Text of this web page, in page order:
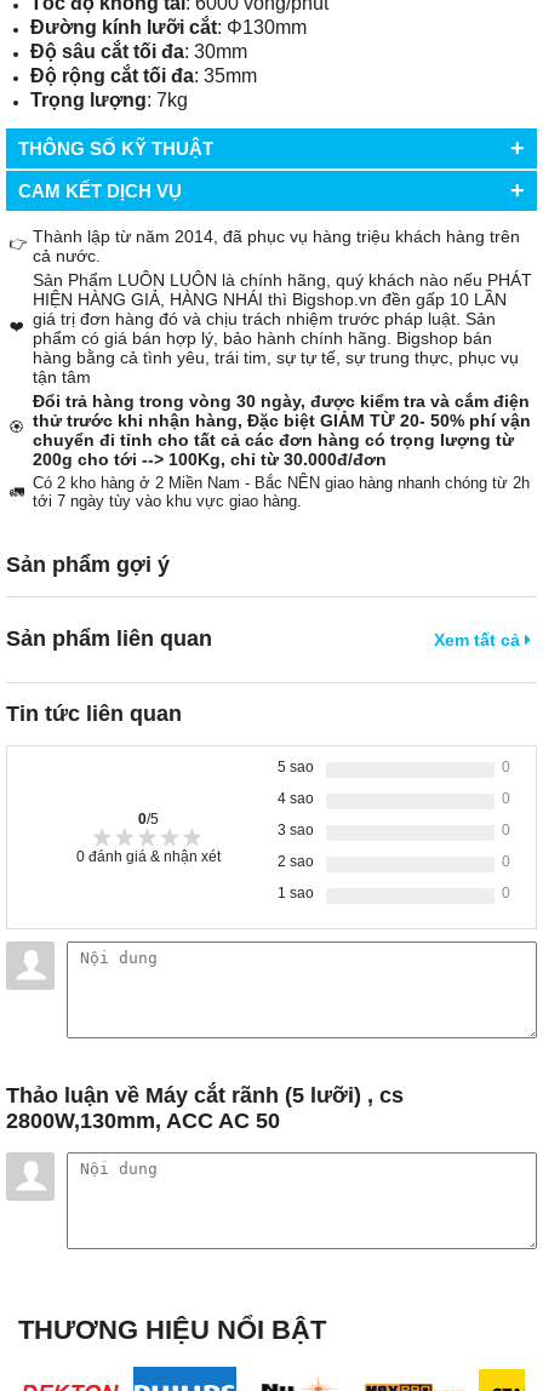
Đường kính lưỡi cắt: Φ130mm
Độ sâu cắt tối đa: 30mm
Độ rộng cắt tối đa: 35mm
Trọng lượng: 7kg
THÔNG SỐ KỸ THUẬT +
CAM KẾT DỊCH VỤ +
👉 Thành lập từ năm 2014, đã phục vụ hàng triệu khách hàng trên
cả nước.
❤️
Sản Phẩm LUÔN LUÔN là chính hãng, quý khách nào nếu PHÁT
HIỆN HÀNG GIẢ, HÀNG NHÁI thì Bigshop.vn đền gấp 10 LẦN
giá trị đơn hàng đó và chịu trách nhiệm trước pháp luật. Sản
phẩm có giá bán hợp lý, bảo hành chính hãng. Bigshop bán
hàng bằng cả tình yêu, trái tim, sự tự tế, sự trung thực, phục vụ
tận tâm
🏵️
Đổi trả hàng trong vòng 30 ngày, được kiểm tra và cắm điện
thử trước khi nhận hàng, Đặc biệt GIẢM TỪ 20- 50% phí vận
chuyển đi tỉnh cho tất cả các đơn hàng có trọng lượng từ
200g cho tới --> 100Kg, chỉ từ 30.000đ/đơn
🚛 Có 2 kho hàng ở 2 Miền Nam - Bắc NÊN giao hàng nhanh chóng từ 2h
tới 7 ngày tùy vào khu vực giao hàng.
Sản phẩm gợi ý
Sản phẩm liên quan Xem tất cả
Tin tức liên quan
0/5
0 đánh giá & nhận xét
5 sao
0
4 sao
0
3 sao
0
2 sao
0
1 sao
0
Thảo luận về Máy cắt rãnh (5 lưỡi) , cs
2800W,130mm, ACC AC 50
THƯƠNG HIỆU NỔI BẬT